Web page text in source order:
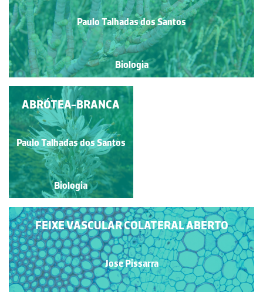
Paulo Talhadas dos Santos
Biologia
FETOS EPÍFITOS
Paulo Talhadas dos Santos
Biologia
ABRÓTEA-BRANCA
Paulo Talhadas dos Santos
Biologia
FEIXE VASCULAR COLATERAL ABERTO
Jose Pissarra